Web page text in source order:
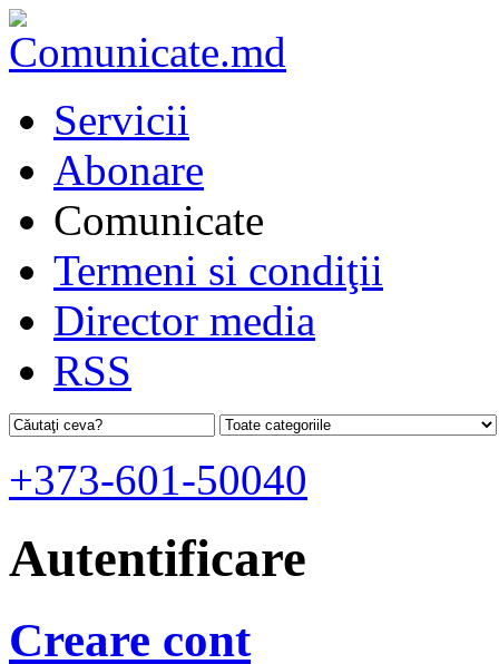
Servicii
Abonare
Comunicate
Termeni si condiţii
Director media
RSS
+373-601-50040
Autentificare
Creare cont